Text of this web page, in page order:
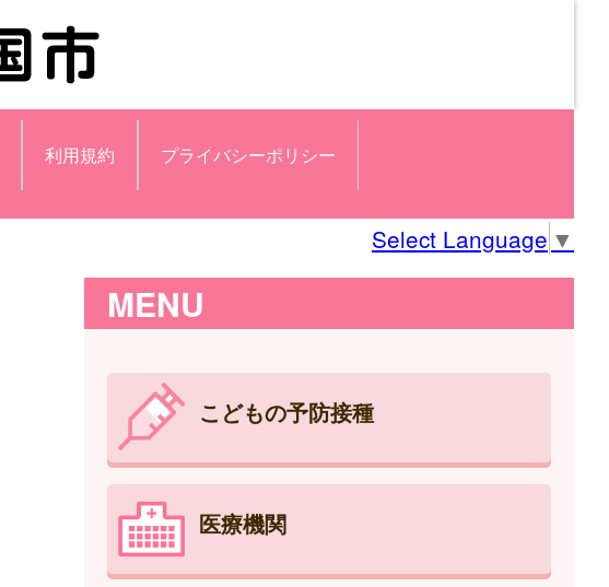
利用規約 プライバシーポリシー
Select Language ▼
MENU
こどもの予防接種
医療機関